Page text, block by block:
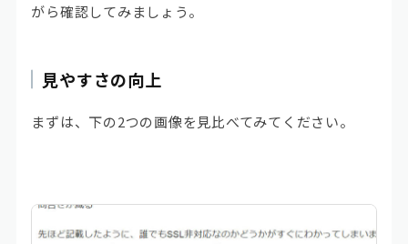
がら確認してみましょう。
見やすさの向上
まずは、下の2つの画像を見比べてみてください。